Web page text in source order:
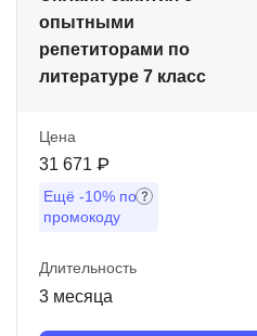
опытными
репетиторами по
литературе 7 класс
Цена
31 671 ₽
Ещё -10% по
промокоду
Длительность
3 месяца